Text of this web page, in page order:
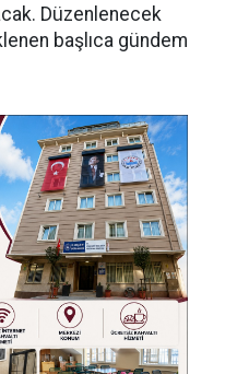
Düzenlenecek
başlıca gündem